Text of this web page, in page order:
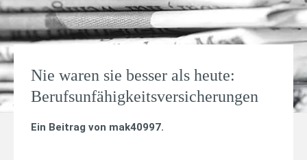
Nie waren sie besser als heute:
Berufsunfähigkeitsversicherungen
Ein Beitrag von mak40997.